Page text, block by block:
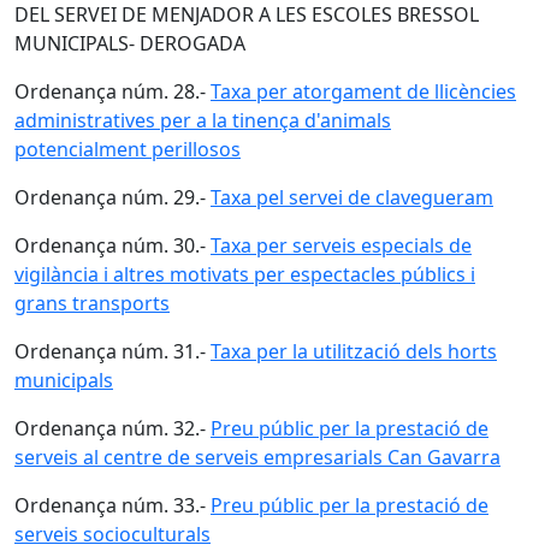
DEL SERVEI DE MENJADOR A LES ESCOLES BRESSOL
MUNICIPALS- DEROGADA
Ordenança núm. 28.-Taxa per atorgament de llicències
administratives per a la tinença d'animals
potencialment perillosos
Ordenança núm. 29.-Taxa pel servei de clavegueram
Ordenança núm. 30.-Taxa per serveis especials de
vigilància i altres motivats per espectacles públics i
grans transports
Ordenança núm. 31.-Taxa per la utilització dels horts
municipals
Ordenança núm. 32.- Preu públic per la prestació de
serveis al centre de serveis empresarials Can Gavarra
Ordenança núm. 33.- Preu públic per la prestació de
serveis socioculturals